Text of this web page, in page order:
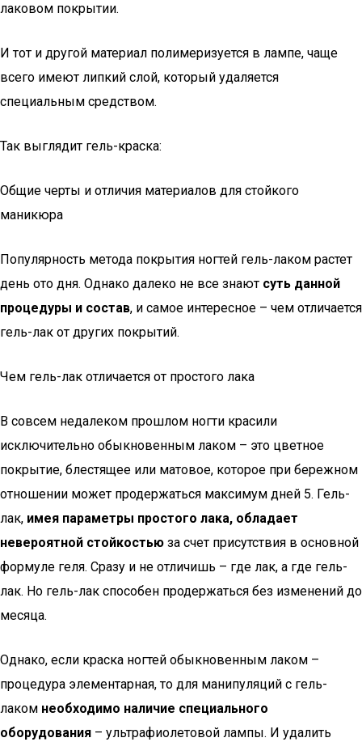
лаковом покрытии.
И тот и другой материал полимеризуется в лампе, чаще
всего имеют липкий слой, который удаляется
специальным средством.
Так выглядит гель-краска:
Общие черты и отличия материалов для стойкого
маникюра
Популярность метода покрытия ногтей гель-лаком растет
день ото дня. Однако далеко не все знают суть данной
процедуры и состав, и самое интересное – чем отличается
гель-лак от других покрытий.
Чем гель-лак отличается от простого лака
В совсем недалеком прошлом ногти красили
исключительно обыкновенным лаком – это цветное
покрытие, блестящее или матовое, которое при бережном
отношении может продержаться максимум дней 5. Гель-
лак, имея параметры простого лака, обладает
невероятной стойкостью за счет присутствия в основной
формуле геля. Сразу и не отличишь – где лак, а где гель-
лак. Но гель-лак способен продержаться без изменений до
месяца.
Однако, если краска ногтей обыкновенным лаком –
процедура элементарная, то для манипуляций с гель-
лаком необходимо наличие специального
оборудования – ультрафиолетовой лампы. И удалить